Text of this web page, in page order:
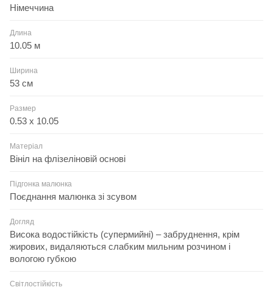
Німеччина
Длина
10.05 м
Ширина
53 см
Размер
0.53 x 10.05
Матеріал
Вініл на флізеліновій основі
Підгонка малюнка
Поєднання малюнка зі зсувом
Догляд
Висока водостійкість (супермийні) – забруднення, крім
жирових, видаляються слабким мильним розчином і
вологою губкою
Світлостійкість